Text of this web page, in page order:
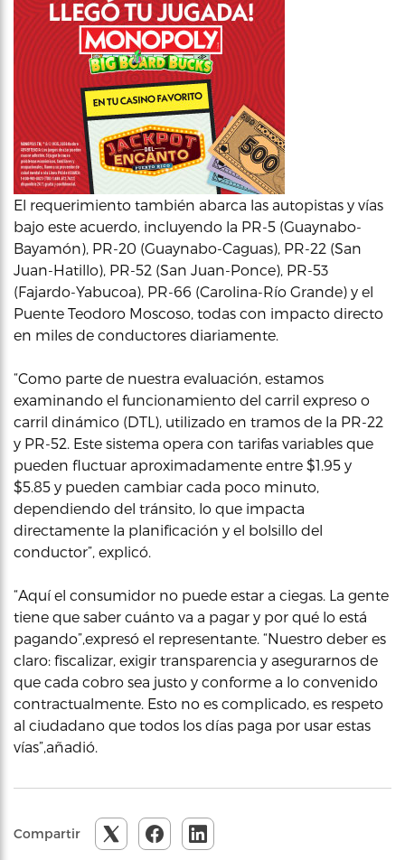
El requerimiento también abarca las autopistas y vías
bajo este acuerdo, incluyendo la PR-5 (Guaynabo-
Bayamón), PR-20 (Guaynabo-Caguas), PR-22 (San
Juan-Hatillo), PR-52 (San Juan-Ponce), PR-53
(Fajardo-Yabucoa), PR-66 (Carolina-Río Grande) y el
Puente Teodoro Moscoso, todas con impacto directo
en miles de conductores diariamente.
“Como parte de nuestra evaluación, estamos
examinando el funcionamiento del carril expreso o
carril dinámico (DTL), utilizado en tramos de la PR-22
y PR-52. Este sistema opera con tarifas variables que
pueden fluctuar aproximadamente entre $1.95 y
$5.85 y pueden cambiar cada poco minuto,
dependiendo del tránsito, lo que impacta
directamente la planificación y el bolsillo del
conductor”, explicó.
“Aquí el consumidor no puede estar a ciegas. La gente
tiene que saber cuánto va a pagar y por qué lo está
pagando”,expresó el representante. “Nuestro deber es
claro: fiscalizar, exigir transparencia y asegurarnos de
que cada cobro sea justo y conforme a lo convenido
contractualmente. Esto no es complicado, es respeto
al ciudadano que todos los días paga por usar estas
vías”,añadió.
Compartir